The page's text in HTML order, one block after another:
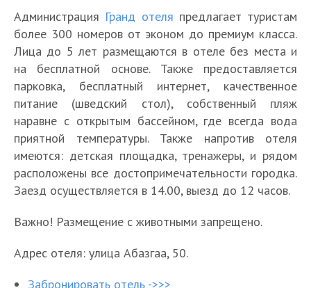
Администрация Гранд отеля предлагает туристам
более 300 номеров от эконом до премиум класса.
Лица до 5 лет размещаются в отеле без места и
на бесплатной основе. Также предоставляется
парковка, бесплатный интернет, качественное
питание (шведский стол), собственный пляж
наравне с открытым бассейном, где всегда вода
приятной температуры. Также напротив отеля
имеются: детская площадка, тренажеры, и рядом
расположены все достопримечательности городка.
Заезд осуществляется в 14.00, выезд до 12 часов.
Важно! Размещение с животными запрещено.
Адрес отеля: улица Абазгаа, 50.
Забронировать отель ->>>